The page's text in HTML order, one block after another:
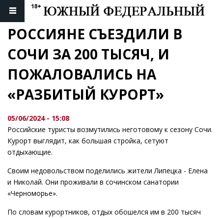
РОССИЯНЕ СЪЕЗДИЛИ В
СОЧИ ЗА 200 ТЫСЯЧ, И
ПОЖАЛОВАЛИСЬ НА
«РАЗБИТЫЙ КУРОРТ»
05/06/2024 - 15:08
Российские туристы возмутились неготовому к сезону Сочи.
Курорт выглядит, как большая стройка, сетуют
отдыхающие.
Своим недовольством поделились жители Липецка - Елена
и Николай. Они проживали в сочинском санатории
«Черноморье».
По словам курортников, отдых обошелся им в 200 тысяч